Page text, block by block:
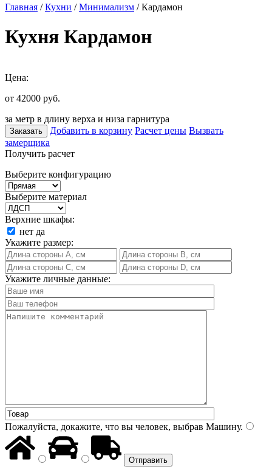
Главная /Кухни /Минимализм / Кардамон
Кухня Кардамон
Цена:
от 42000 руб.
за метр в длину верха и низа гарнитура
Заказать Добавить в корзину Расчет цены Вызвать
замерщика
Получить расчет
Выберите конфигурацию
Выберите материал
Верхние шкафы:
нет да
Укажите размер:
Укажите личные данные:
Пожалуйста, докажите, что вы человек, выбрав Машину.